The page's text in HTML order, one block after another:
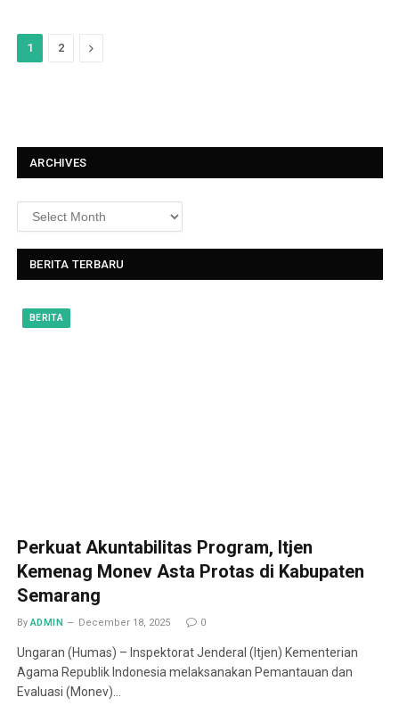
1 2
N
ARCHIVES
BERITA TERBARU
BERITA
Perkuat Akuntabilitas Program, Itjen
Kemenag Monev Asta Protas di Kabupaten
Semarang
By ADMIN December 18, 2025 0
Ungaran (Humas) – Inspektorat Jenderal (Itjen) Kementerian
Agama Republik Indonesia melaksanakan Pemantauan dan
Evaluasi (Monev)…